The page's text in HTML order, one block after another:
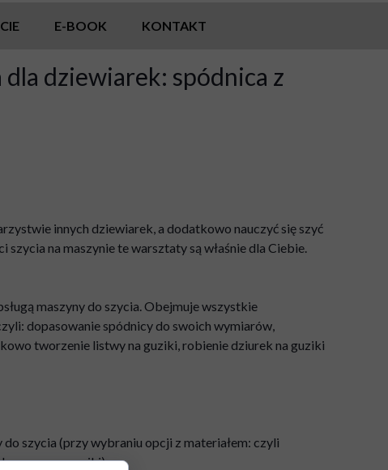
E-BOOK KONTAKT
innych dziewiarek, a dodatkowo nauczyć się szyć
szycia na maszynie te warsztaty są właśnie dla Ciebie.
maszyny do szycia. Obejmuje wszystkie
dopasowanie spódnicy do swoich wymiarów,
tworzenie listwy na guziki, robienie dziurek na guziki
szycia (przy wybraniu opcji z materiałem: czyli
maszyny, guziki),
dziewiarek: spódnica z